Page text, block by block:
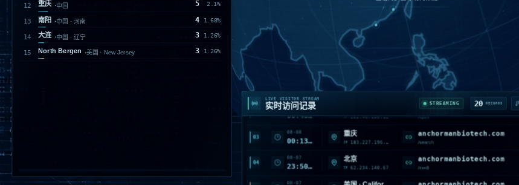
Monrovia
上海 中国 20 8.4%
天津 中国 19 7.98%
北京 中国 18 7.56%
LIVE VISITOR STREAM
实时访问记录 STREAMING 20 RECORDS
00:49:20
anchormanbiotech.com
/sitemap.xml
00:40:24
山东 · 聊城 www.anchormanbiotech.com
/cpzx
08-08 重庆 anchormanbiotech.com
08-07 北京 anchormanbiotech.com
08-07 美国 · California · San Jose anchormanbiotech.com